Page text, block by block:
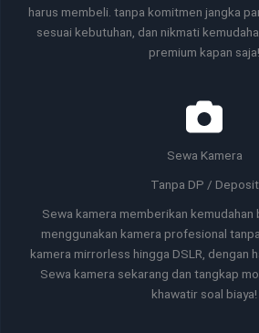
harus membeli. tanpa komitmen jangka
sesuai kebutuhan, dan nikmati
premium kapan saja!
Sewa Kamera
Tanpa DP / Deposit
Sewa kamera memberikan kemudahan
menggunakan kamera profesional
kamera mirrorless hingga DSLR, dengan
Sewa kamera sekarang dan tangkap
khawatir soal biaya!